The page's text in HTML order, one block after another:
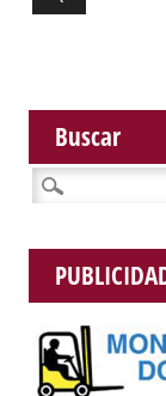
Buscar
Buscar: